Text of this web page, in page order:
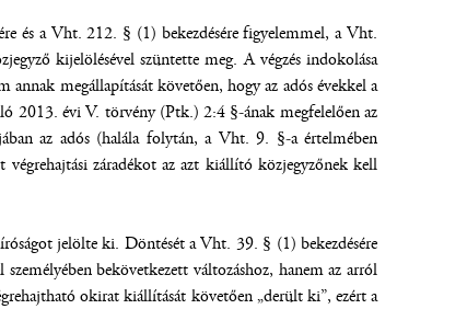
és a Vht. 212. § (1) bekezdésére figyelemmel, a Vht.
kijelölésével szüntette meg. A végzés indokolása
megállapítását követően, hogy az adós évekkel a
2013. évi V. törvény (Ptk.) 2:4 §-ának megfelelően az
az adós (halála folytán, a Vht. 9. §-a értelmében
záradékot az azt kiállító közjegyzőnek kell
jelölte ki. Döntését a Vht. 39. § (1) bekezdésére
bekövetkezett változáshoz, hanem az arról
okirat kiállítását követően „derült ki”, ezért a